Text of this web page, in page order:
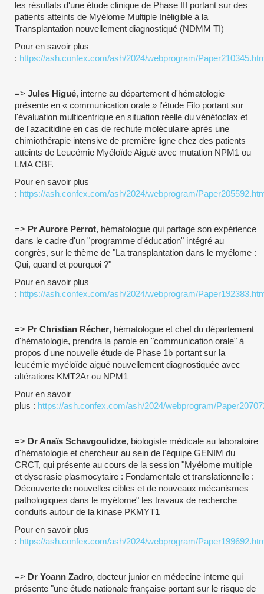
les résultats d'une étude clinique de Phase III portant sur des
patients atteints de Myélome Multiple Inéligible à la
Transplantation nouvellement diagnostiqué (NDMM TI)
Pour en savoir plus
: https://ash.confex.com/ash/2024/webprogram/
=> Jules Higué, interne au département d'hématologie
présente en « communication orale » l'étude Filo portant sur
l'évaluation multicentrique en situation réelle du vénétoclax et
de l'azacitidine en cas de rechute moléculaire après une
chimiothérapie intensive de première ligne chez des patients
atteints de Leucémie Myéloïde Aiguë avec mutation NPM1 ou
LMA CBF.
Pour en savoir plus
: https://ash.confex.com/ash/2024/webprogram/
=> Pr Aurore Perrot, hématologue qui partage son expérience
dans le cadre d'un "programme d'éducation" intégré au
congrès, sur le thème de "La transplantation dans le myélome :
Qui, quand et pourquoi ?"
Pour en savoir plus
: https://ash.confex.com/ash/2024/webprogram/
=> Pr Christian Récher, hématologue et chef du département
d'hématologie, prendra la parole en "communication orale" à
propos d'une nouvelle étude de Phase 1b portant sur la
leucémie myéloïde aiguë nouvellement diagnostiquée avec
altérations KMT2Ar ou NPM1
Pour en savoir
plus : https://ash.confex.com/ash/2024/webprogram/
=> Dr Anaïs Schavgoulidze, biologiste médicale au laboratoire
d'hématologie et chercheur au sein de l'équipe GENIM du
CRCT, qui présente au cours de la session "Myélome multiple
et dyscrasie plasmocytaire : Fondamentale et translationnelle :
Découverte de nouvelles cibles et de nouveaux mécanismes
pathologiques dans le myélome" les travaux de recherche
conduits autour de la kinase PKMYT1
Pour en savoir plus
: https://ash.confex.com/ash/2024/webprogram/
=> Dr Yoann Zadro, docteur junior en médecine interne qui
présente "une étude nationale française portant sur le risque de